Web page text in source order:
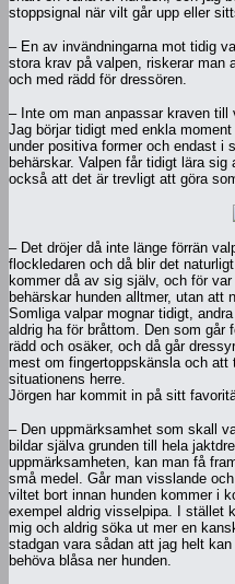
stoppsignal när vilt går upp eller
– En av invändningarna mot tidig
stora krav på valpen, riskerar man
och med rädd för dressören.
– Inte om man anpassar kraven till
Jag börjar tidigt med enkla
under positiva former och endast i
behärskar. Valpen får tidigt lära
också att det är trevligt att göra
– Det dröjer då inte länge förrän
flockledaren och då blir det
kommer då av sig själv, och för
behärskar hunden alltmer, utan att
Somliga valpar mognar tidigt,
aldrig ha för bråttom. Den som går
rädd och osäker, och då går
mest om fingertoppskänsla och
situationens herre.
Jörgen har kommit in på sitt
– Den uppmärksamhet som skall
bildar själva grunden till hela
uppmärksamheten, kan man få
små medel. Går man visslande
viltet bort innan hunden kommer i
exempel aldrig visselpipa. I stället
mig och aldrig söka ut mer en
stadgan vara sådan att jag helt
behöva blåsa ner hunden.